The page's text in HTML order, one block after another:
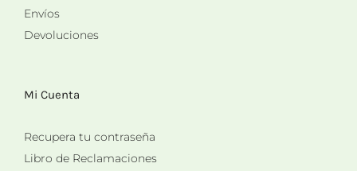
Envíos
Devoluciones
Mi Cuenta
Recupera tu contraseña
Libro de Reclamaciones